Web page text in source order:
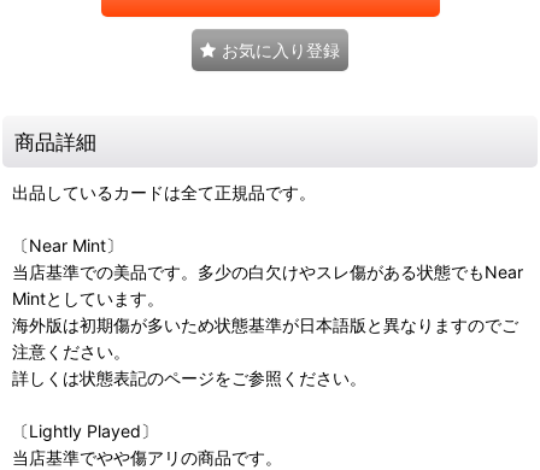
お気に入り登録
商品詳細
出品しているカードは全て正規品です。
〔Near Mint〕
当店基準での美品です。多少の白欠けやスレ傷がある状態でもNear
Mintとしています。
海外版は初期傷が多いため状態基準が日本語版と異なりますのでご
注意ください。
詳しくは状態表記のページをご参照ください。
〔Lightly Played〕
当店基準でやや傷アリの商品です。